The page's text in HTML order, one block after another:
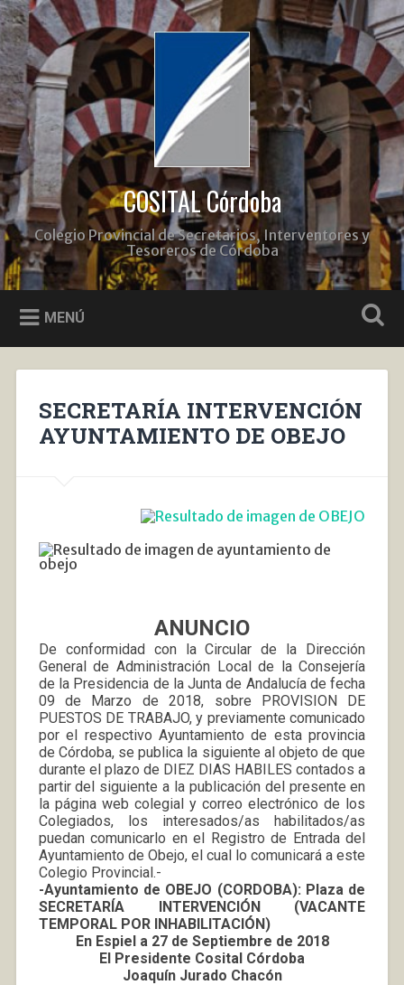
Saltar
al
contenido
Buscar
COSITAL Córdoba
Colegio Provincial de Secretarios, Interventores y
Tesoreros de Córdoba
MENÚ
SECRETARÍA INTERVENCIÓN
AYUNTAMIENTO DE OBEJO
ANUNCIO
De conformidad con la Circular de la Dirección
General de Administración Local de la Consejería
de la Presidencia de la Junta de Andalucía de fecha
09 de Marzo de 2018, sobre PROVISION DE
PUESTOS DE TRABAJO, y previamente comunicado
por el respectivo Ayuntamiento de esta provincia
de Córdoba, se publica la siguiente al objeto de que
durante el plazo de DIEZ DIAS HABILES contados a
partir del siguiente a la publicación del presente en
la página web colegial y correo electrónico de los
Colegiados, los interesados/as habilitados/as
puedan comunicarlo en el Registro de Entrada del
Ayuntamiento de Obejo, el cual lo comunicará a este
Colegio Provincial.-
-Ayuntamiento de OBEJO (CORDOBA): Plaza de
SECRETARÍA INTERVENCIÓN (VACANTE
TEMPORAL POR INHABILITACIÓN)
En Espiel a 27 de Septiembre de 2018
El Presidente Cosital Córdoba
Joaquín Jurado Chacón